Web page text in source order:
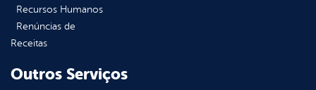
Recursos Humanos
Renúncias de
Receitas
Outros Serviços